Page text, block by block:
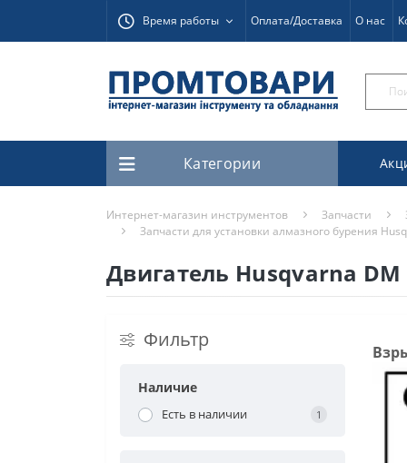
Время работы Оплата/Доставка О нас
Категории
Интернет-магазин инструментов Запчасти
Запчасти для установки алмазного бурения
Двигатель Husqvarna DM
Фильтр
Наличие
Есть в наличии 1